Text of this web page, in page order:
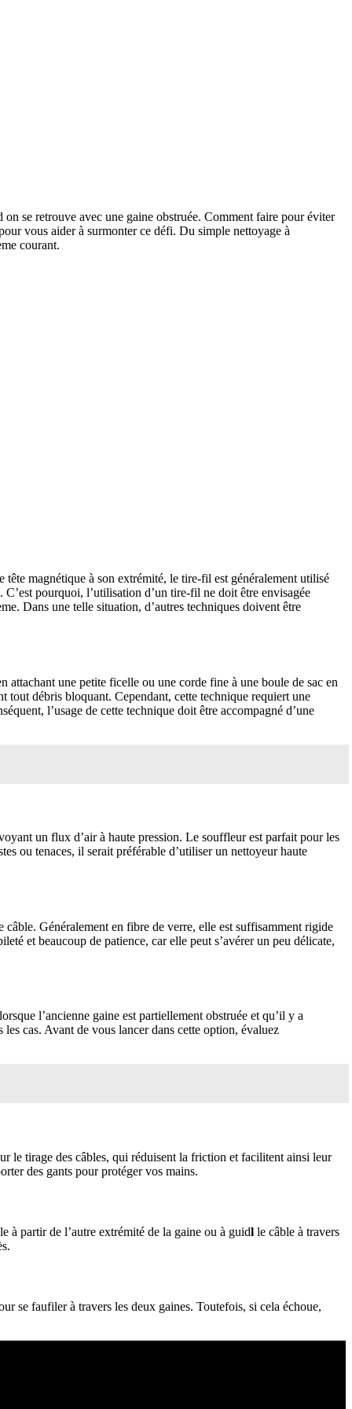
se retrouve avec une gaine obstruée. Comment faire pour éviter
vous aider à surmonter ce défi. Du simple nettoyage à
courant.
magnétique à son extrémité, le tire-fil est généralement utilisé
pourquoi, l’utilisation d’un tire-fil ne doit être envisagée
Dans une telle situation, d’autres techniques doivent être
attachant une petite ficelle ou une corde fine à une boule de sac en
tout débris bloquant. Cependant, cette technique requiert une
l’usage de cette technique doit être accompagné d’une
un flux d’air à haute pression. Le souffleur est parfait pour les
ou tenaces, il serait préférable d’utiliser un nettoyeur haute
Généralement en fibre de verre, elle est suffisamment rigide
et beaucoup de patience, car elle peut s’avérer un peu délicate,
l’ancienne gaine est partiellement obstruée et qu’il y a
cas. Avant de vous lancer dans cette option, évaluez
le tirage des câbles, qui réduisent la friction et facilitent ainsi leur
des gants pour protéger vos mains.
à partir de l’autre extrémité de la gaine ou à guidl le câble à travers
se faufiler à travers les deux gaines. Toutefois, si cela échoue,